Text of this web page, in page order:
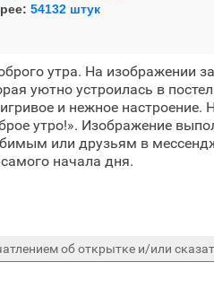
54132 штук
утра. На изображении
уютно устроилась в
и нежное настроение.
утро!». Изображение
или друзьям в
начала дня.
об открытке и/или